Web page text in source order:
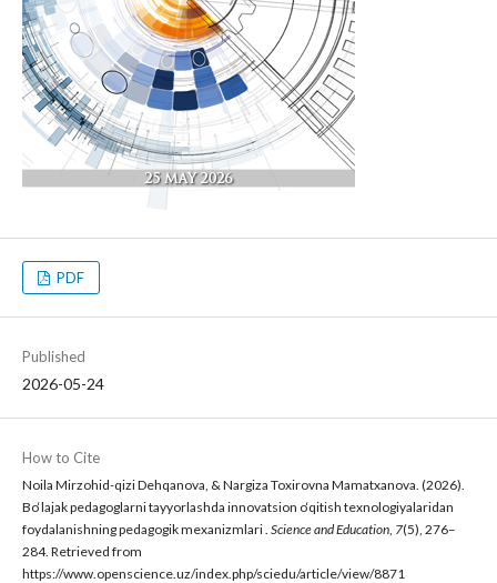
PDF
Published
2026-05-24
How to Cite
Noila Mirzohid-qizi Dehqanova, & Nargiza Toxirovna Mamatxanova. (2026).
Bo‘lajak pedagoglarni tayyorlashda innovatsion o‘qitish texnologiyalaridan
foydalanishning pedagogik mexanizmlari . Science and Education, 7(5), 276–
284. Retrieved from
https://www.openscience.uz/index.php/sciedu/article/view/8871